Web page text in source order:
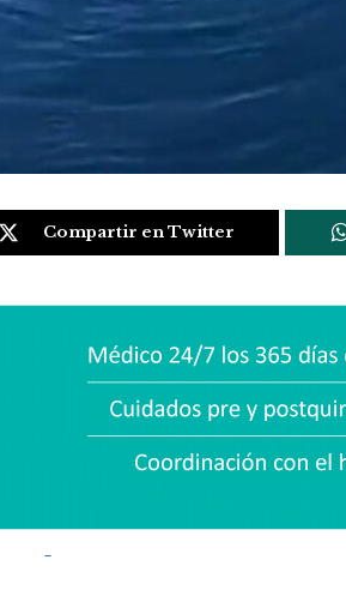
Compartir en Twitter